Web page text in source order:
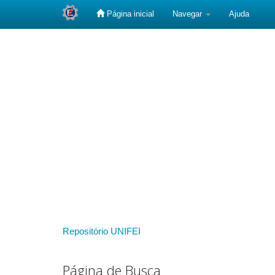
Página inicial Navegar Ajuda
Repositório UNIFEI
Página de Busca